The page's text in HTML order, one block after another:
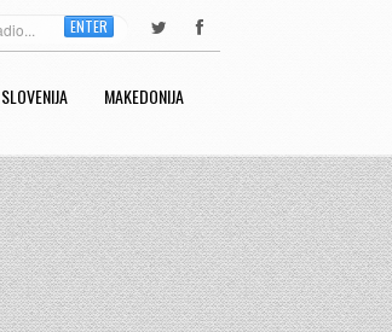
ENTER
SLOVENIJA MAKEDONIJA